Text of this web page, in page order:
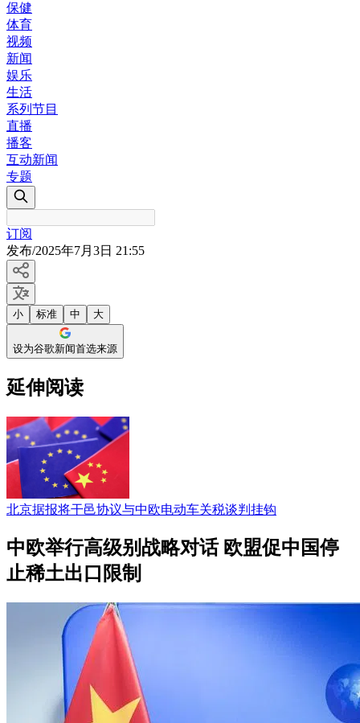
保健
体育
视频
新闻
娱乐
生活
系列节目
直播
播客
互动新闻
专题
订阅
发布/2025年7月3日 21:55
小 标准 中 大
设为谷歌新闻首选来源
延伸阅读
北京据报将干邑协议与中欧电动车关税谈判挂钩
中欧举行高级别战略对话 欧盟促中国停
止稀土出口限制